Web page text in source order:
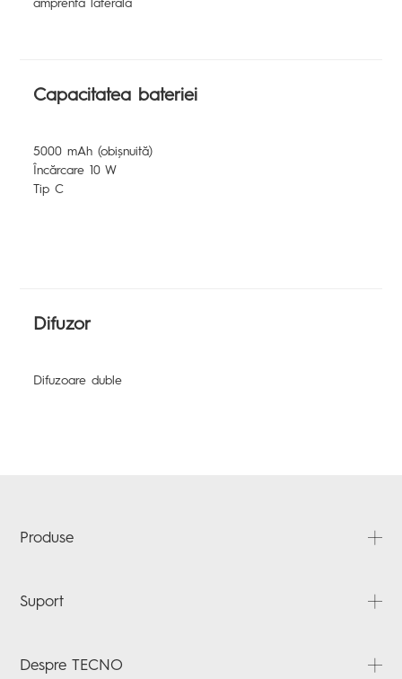
amprentă laterală
Capacitatea bateriei
5000 mAh (obișnuită)
Încărcare 10 W
Tip C
Difuzor
Difuzoare duble
Produse
Suport
Despre TECNO